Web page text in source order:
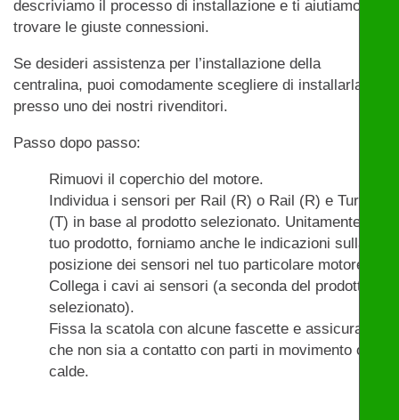
descriviamo il processo di installazione e ti aiutiamo a
trovare le giuste connessioni.
Se desideri assistenza per l’installazione della
centralina, puoi comodamente scegliere di installarla
presso uno dei nostri rivenditori.
Passo dopo passo:
Rimuovi il coperchio del motore.
Individua i sensori per Rail (R) o Rail (R) e Turbo
(T) in base al prodotto selezionato. Unitamente al
tuo prodotto, forniamo anche le indicazioni sulla
posizione dei sensori nel tuo particolare motore.
Collega i cavi ai sensori (a seconda del prodotto
selezionato).
Fissa la scatola con alcune fascette e assicurati
che non sia a contatto con parti in movimento o
calde.